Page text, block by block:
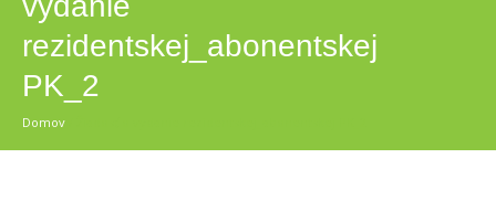
rezidentskej_abonentskej
PK_2
Domov